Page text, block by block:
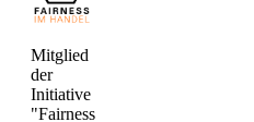
Mitglied
der
Initiative
"Fairness